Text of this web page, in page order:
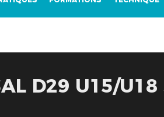
D29 U15/U18